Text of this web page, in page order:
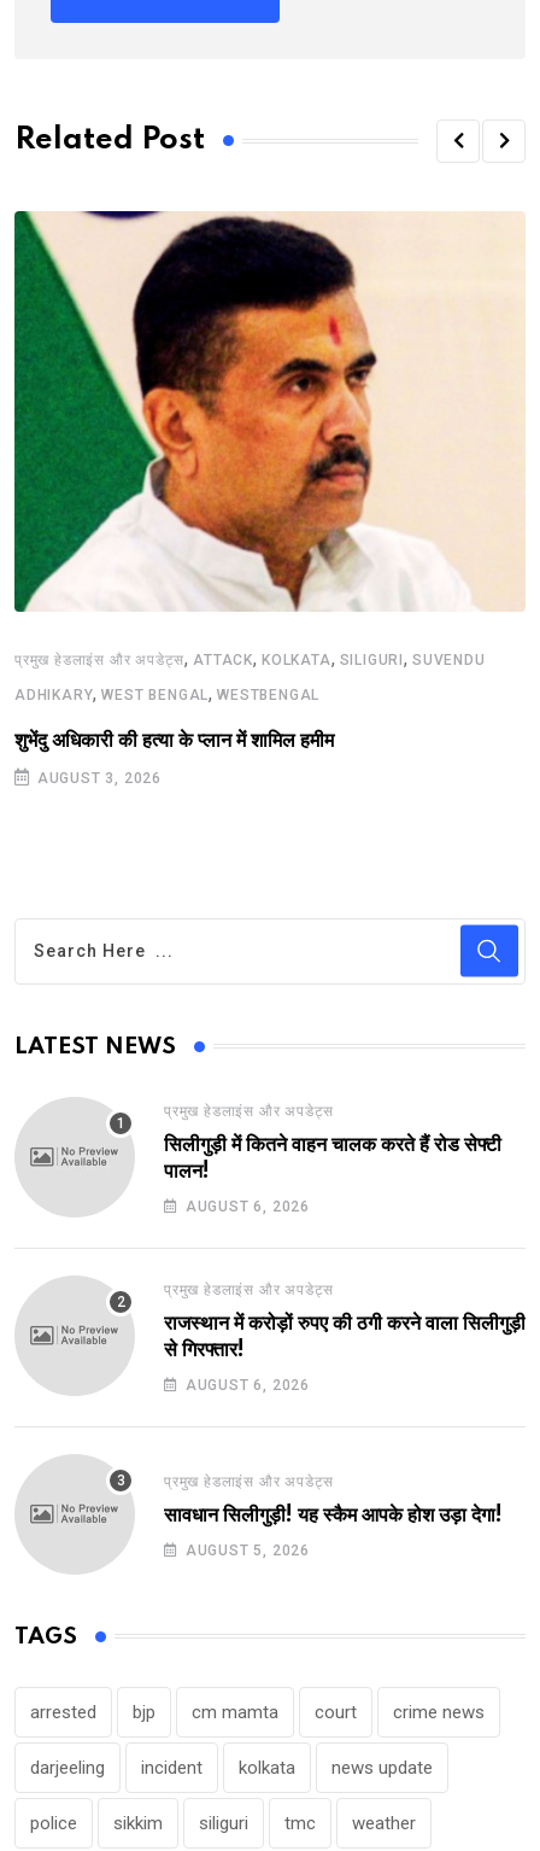
Related Post
प्रमुख हेडलाइंस और अपडेट्स, ATTACK,KOLKATA, SILIGURI,SUVENDU
ADHIKARY,WEST BENGAL,WESTBENGAL
शुभेंदु अधिकारी की हत्या के प्लान में शामिल हमीम
AUGUST 3, 2026
LATEST NEWS
प्रमुख हेडलाइंस और अपडेट्स
सिलीगुड़ी में कितने वाहन चालक करते हैं रोड सेफ्टी
पालन!
AUGUST 6, 2026
प्रमुख हेडलाइंस और अपडेट्स
राजस्थान में करोड़ों रुपए की ठगी करने वाला सिलीगुड़ी
से गिरफ्तार!
AUGUST 6, 2026
प्रमुख हेडलाइंस और अपडेट्स
सावधान सिलीगुड़ी! यह स्कैम आपके होश उड़ा देगा!
AUGUST 5, 2026
TAGS
arrested bjp cm mamta court crime news
darjeeling incident kolkata news update
police sikkim siliguri tmc weather